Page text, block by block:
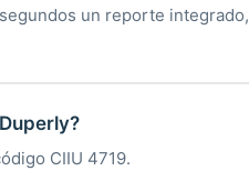
un reporte integrado,
CIIU 4719.